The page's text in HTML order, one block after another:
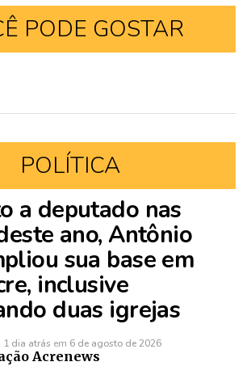
PODE GOSTAR
POLÍTICA
a deputado nas
ano, Antônio
sua base em
inclusive
duas igrejas
1 dia atrás em 6 de agosto de 2026
Acrenews